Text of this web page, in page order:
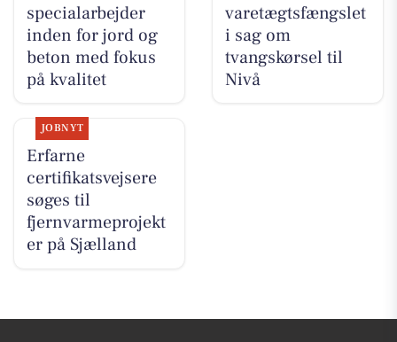
specialarbejder
inden for jord og
beton med fokus
på kvalitet
varetægtsfængslet
i sag om
tvangskørsel til
Nivå
JOBNYT
Erfarne
certifikatsvejsere
søges til
fjernvarmeprojekt
er på Sjælland